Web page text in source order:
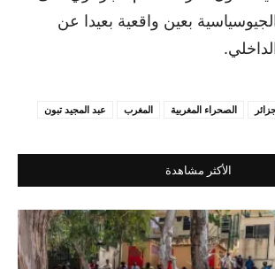
بعين واقعية بعيدا عن
الصحراء المغربية المغرب عبد المجيد تبون
الأكثر مشاهدة